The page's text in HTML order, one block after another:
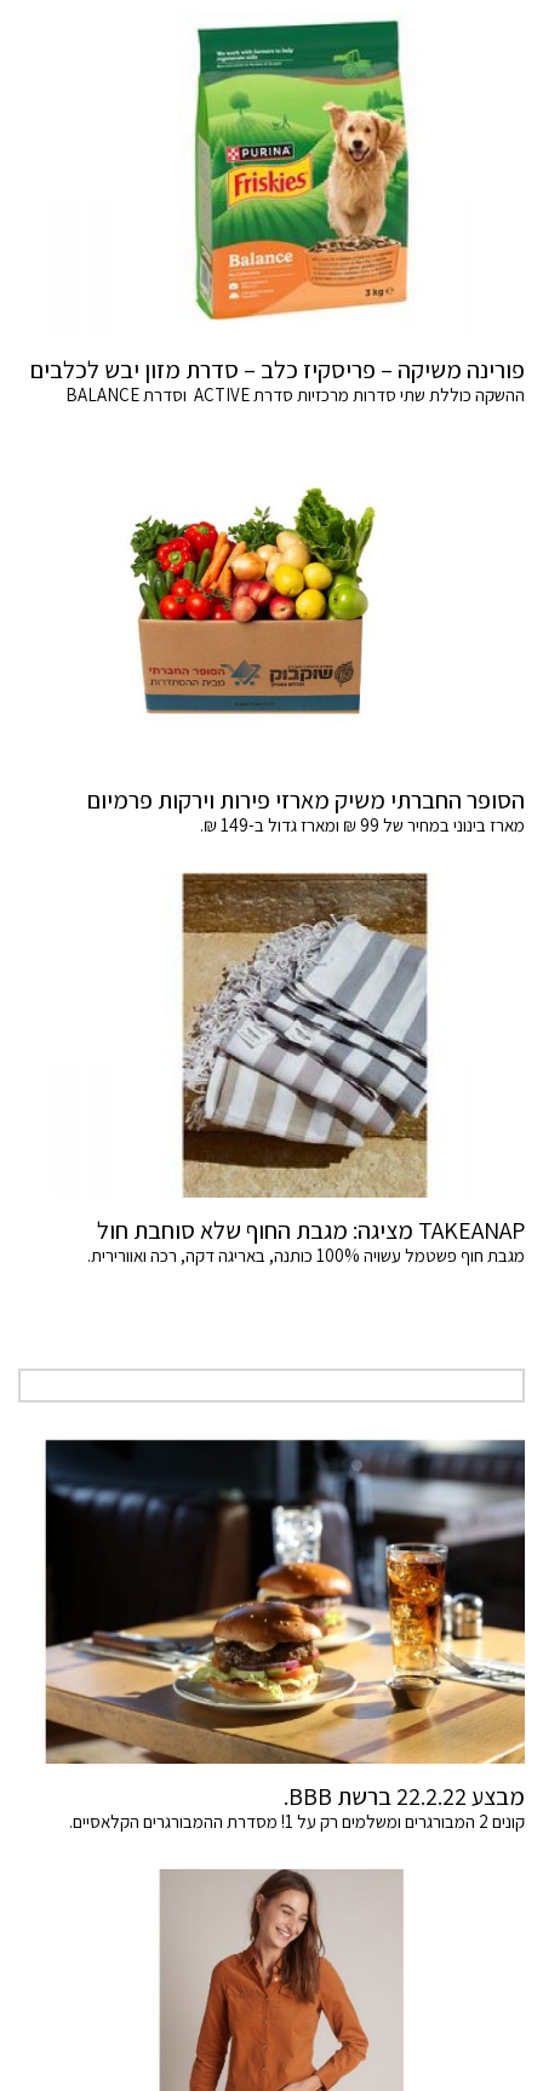
פורינה משיקה – פריסקיז כלב – סדרת מזון יבש לכלבים
ההשקה כוללת שתי סדרות מרכזיות סדרת ACTIVE וסדרת BALANCE
הסופר החברתי משיק מארזי פירות וירקות פרמיום
מארז בינוני במחיר של 99 ₪ ומארז גדול ב-149 ₪.
TAKEANAP מציגה: מגבת החוף שלא סוחבת חול
מגבת חוף פשטמל עשויה 100% כותנה, באריגה דקה, רכה ואוורירית.
מבצע 22.2.22 ברשת BBB.
קונים 2 המבורגרים ומשלמים רק על 1! מסדרת ההמבורגרים הקלאסיים.